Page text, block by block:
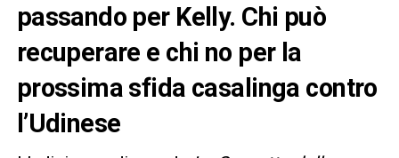
passando per Kelly. Chi può
recuperare e chi no per la
prossima sfida casalinga contro
l’Udinese